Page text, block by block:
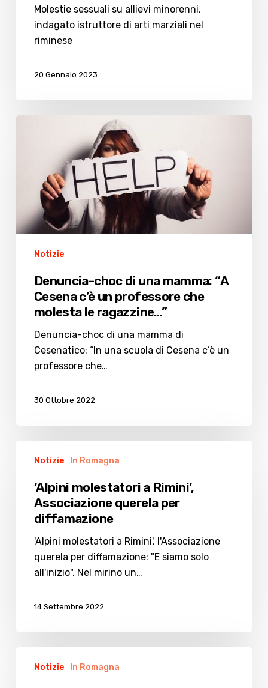
istruttore
Molestie sessuali su allievi minorenni,
indagato istruttore di arti marziali nel
riminese
20 Gennaio 2023
mamma:
Cesena
c’è
molesta
Notizie
Denuncia-choc di una mamma: “A
Cesena c’è un professore che
molesta le ragazzine…”
Denuncia-choc di una mamma di
Cesenatico: “In una scuola di Cesena c’è un
professore che…
30 Ottobre 2022
molestatori
Rimini’,
Associazione
querela
diffamazione
Notizie In Romagna
‘Alpini molestatori a Rimini’,
Associazione querela per
diffamazione
'Alpini molestatori a Rimini', l'Associazione
querela per diffamazione: "E siamo solo
all'inizio". Nel mirino un…
14 Settembre 2022
centinaia
Notizie In Romagna